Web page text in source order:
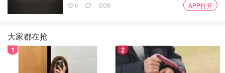
0 COS APP打开
大家都在抢
1 2